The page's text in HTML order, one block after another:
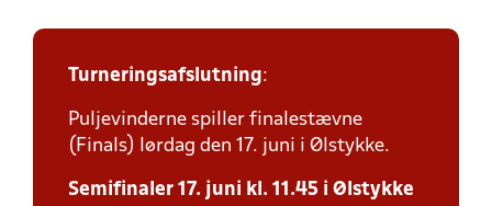
Turneringsafslutning:
Puljevinderne spiller finalestævne
(Finals) lørdag den 17. juni i Ølstykke.
Semifinaler 17. juni kl. 11.45 i Ølstykke